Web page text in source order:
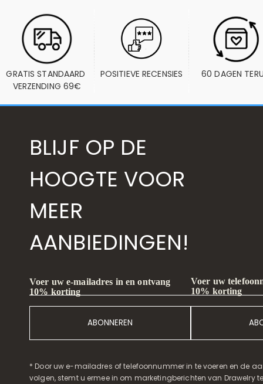
GRATIS STANDAARD
VERZENDING 69€
POSITIEVE RECENSIES 60 DAGEN
BLIJF OP DE
HOOGTE VOOR
MEER
AANBIEDINGEN!
Voer uw e-mailadres in en ontvang
10% korting
ABONNEREN
Voer uw
10% korting
* Door uw e-mailadres of telefoonnummer in te voeren en de
volgen, stemt u ermee in om marketingberichten van Drawelry